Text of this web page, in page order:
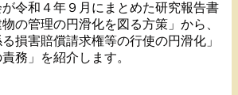
令和４年９月にまとめた研究報告書
の管理の円滑化を図る方策」から、
損害賠償請求権等の行使の円滑化」
務」を紹介します。